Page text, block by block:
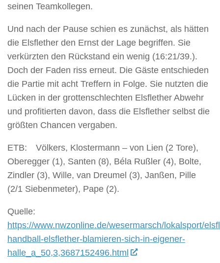
seinen Teamkollegen.
Und nach der Pause schien es zunächst, als hätten
die Elsflether den Ernst der Lage begriffen. Sie
verkürzten den Rückstand ein wenig (16:21/39.).
Doch der Faden riss erneut. Die Gäste entschieden
die Partie mit acht Treffern in Folge. Sie nutzten die
Lücken in der grottenschlechten Elsflether Abwehr
und profitierten davon, dass die Elsflether selbst die
größten Chancen vergaben.
ETB: Völkers, Klostermann – von Lien (2 Tore),
Oberegger (1), Santen (8), Béla Rußler (4), Bolte,
Zindler (3), Wille, van Dreumel (3), Janßen, Pille
(2/1 Siebenmeter), Pape (2).
Quelle:
https://www.nwzonline.de/wesermarsch/lokalsport/
handball-elsflether-blamieren-sich-in-eigener-
halle_a_50,3,3687152496.html